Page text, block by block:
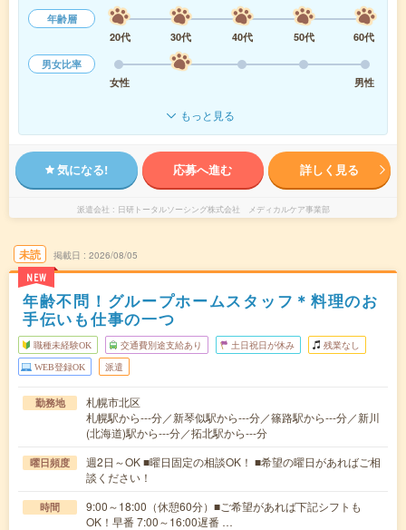
年齢層
20代
30代 40代 50代
60代
男女比率
女性
男性
もっと見る
気になる! 応募へ進む 詳しく見る
派遣会社 日研トータルソーシング株式会社 メディカルケア事業部
未読
NEW
掲載日 2026/08/05
年齢不問！グループホームスタッフ＊料理のお
手伝いも仕事の一つ
職種未経験OK 交通費別途支給あり 土日祝日が休み 残業なし
WEB登録OK 派遣
勤務地
札幌市北区
札幌駅から---分／新琴似駅から---分／篠路駅から---分／新川
(北海道)駅から---分／拓北駅から---分
曜日頻度
週2日～OK ■曜日固定の相談OK！ ■希望の曜日があればご相
談ください！
時間
9:00～18:00（休憩60分）■ご希望があれば下記シフトも
OK！早番 7:00～16:00遅番 …